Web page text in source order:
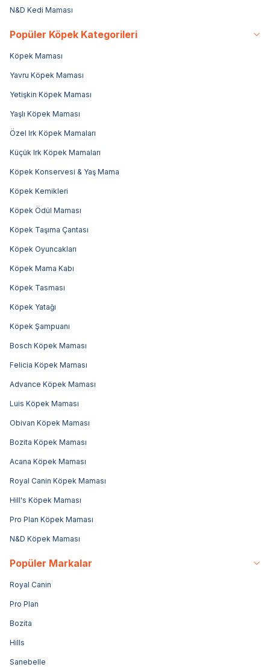
N&D Kedi Maması
Popüler Köpek Kategorileri
Köpek Maması
Yavru Köpek Maması
Yetişkin Köpek Maması
Yaşlı Köpek Maması
Özel Irk Köpek Mamaları
Küçük Irk Köpek Mamaları
Köpek Konservesi & Yaş Mama
Köpek Kemikleri
Köpek Ödül Maması
Köpek Taşıma Çantası
Köpek Oyuncakları
Köpek Mama Kabı
Köpek Tasması
Köpek Yatağı
Köpek Şampuanı
Bosch Köpek Maması
Felicia Köpek Maması
Advance Köpek Maması
Luis Köpek Maması
Obivan Köpek Maması
Bozita Köpek Maması
Acana Köpek Maması
Royal Canin Köpek Maması
Hill's Köpek Maması
Pro Plan Köpek Maması
N&D Köpek Maması
Popüler Markalar
Royal Canin
Pro Plan
Bozita
Hills
Sanebelle